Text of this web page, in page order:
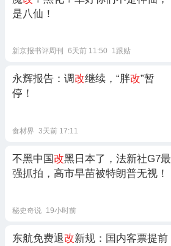
是八仙！
新京报书评周刊 6天前 11:50 1跟贴
永辉报告：调改继续，“胖改”暂
停！
食材界 3天前 17:11
不黑中国改黑日本了，法新社G7最
强抓拍，高市早苗被特朗普无视！
秘史奇说 19小时前
东航免费退改新规：国内客票提前